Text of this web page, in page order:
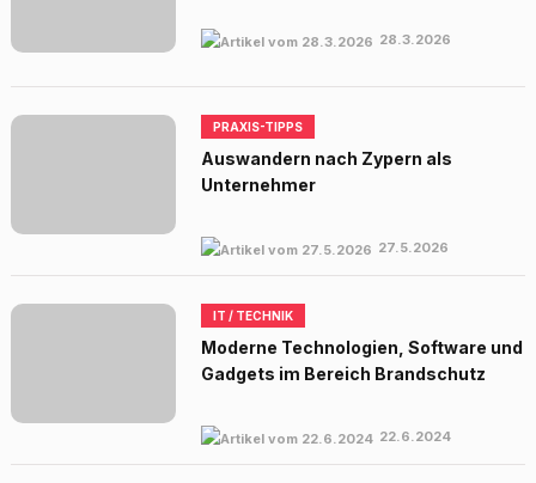
28.3.2026
PRAXIS-TIPPS
Auswandern nach Zypern als
Unternehmer
27.5.2026
IT / TECHNIK
Moderne Technologien, Software und
Gadgets im Bereich Brandschutz
22.6.2024